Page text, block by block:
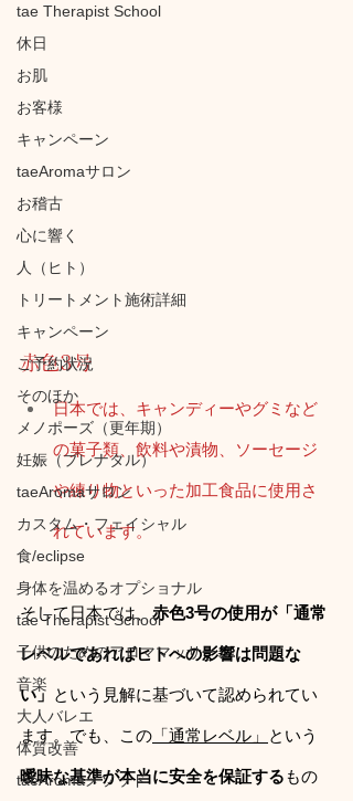
tae Therapist School
休日
お肌
お客様
キャンペーン
taeAromaサロン
お稽古
心に響く
人（ヒト）
トリートメント施術詳細
キャンペーン
ご予約状況
そのほか
メノポーズ（更年期）
妊娠（プレナタル）
taeAromaサロン
カスタム・フェイシャル
食/eclipse
身体を温めるオプショナル
tae Therapist School
子供のためのアロママッサージ
音楽
大人バレエ
体質改善
taeAromaメソッド
赤色3号
日本では、キャンディーやグミなど
の菓子類、飲料や漬物、ソーセージ
や練り物といった加工食品に使用さ
れています。
そして日本では、 赤色3号の使用が「通常
レベルであればヒトへの影響は問題な
い」 という見解に基づいて認められてい
ます。でも、この 「通常レベル」 という
曖昧な基準が本当に安全を保証するもの